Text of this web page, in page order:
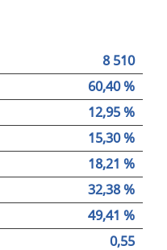
8 510
60,40 %
12,95 %
15,30 %
18,21 %
32,38 %
49,41 %
0,55